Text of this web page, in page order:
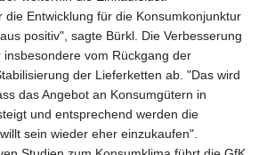
LSL 18.648909
LTL 3.413768
LVL 0.699335
LYD 7.358849
MAD 10.757887
MDL 20.102303
MGA 4982.944983
die Entwicklung für die Konsumkonjunktur
positiv", sagte Bürkl. Die Verbesserung
vom Rückgang der
der Lieferketten ab. "Das wird
das Angebot an Konsumgütern in
und entsprechend werden die
sein wieder eher einzukaufen".